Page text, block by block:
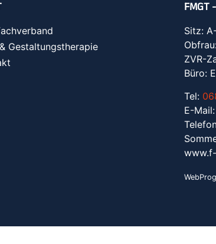
Gestaltungstherapie
FMGT
Sitz:
ZVR-
Büro:
Tel:
E-Mail: